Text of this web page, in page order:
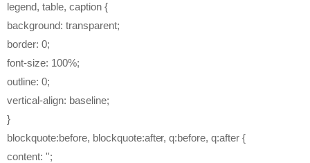
legend, table, caption {
background: transparent;
border: 0;
font-size: 100%;
outline: 0;
vertical-align: baseline;
}
blockquote:before, blockquote:after, q:before, q:after {
content: '';